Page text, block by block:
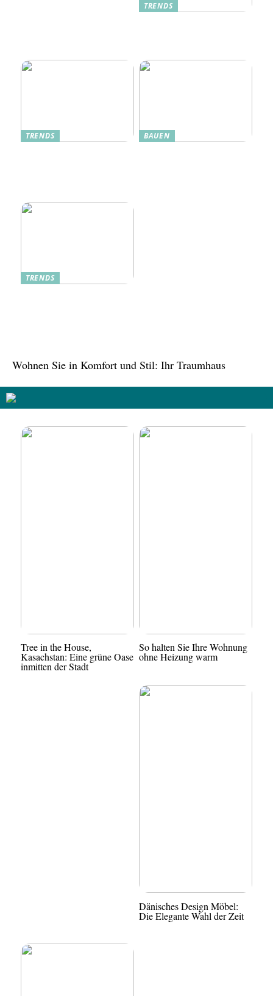
TRENDS
TRENDS BAUEN
TRENDS
Wohnen Sie in Komfort und Stil: Ihr Traumhaus
Tree in the House,
Kasachstan: Eine grüne Oase
inmitten der Stadt
So halten Sie Ihre Wohnung
ohne Heizung warm
Dänisches Design Möbel:
Die Elegante Wahl der Zeit